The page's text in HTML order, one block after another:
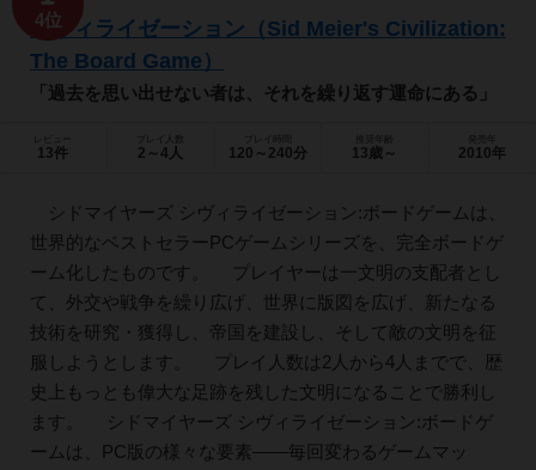
4位
シヴィライゼーション（Sid Meier's Civilization:
The Board Game）
「過去を思い出せない者は、それを繰り返す運命にある」
13件
プレイ人数
2～4人 120～240分 13歳～ 2010年
シドマイヤーズ シヴィライゼーション:ボードゲームは、
世界的なベストセラーPCゲームシリーズを、完全ボードゲ
ーム化したものです。 プレイヤーは一文明の支配者とし
て、外交や戦争を繰り広げ、世界に版図を広げ、新たなる
技術を研究・獲得し、帝国を建設し、そして敵の文明を征
服しようとします。 プレイ人数は2人から4人までで、歴
史上もっとも偉大な足跡を残した文明になることで勝利し
ます。 シドマイヤーズ シヴィライゼーション:ボードゲ
ームは、PC版の様々な要素――毎回変わるゲームマッ